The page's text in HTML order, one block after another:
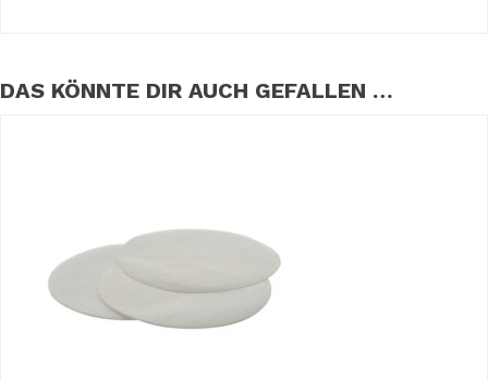
DAS KÖNNTE DIR AUCH GEFALLEN …